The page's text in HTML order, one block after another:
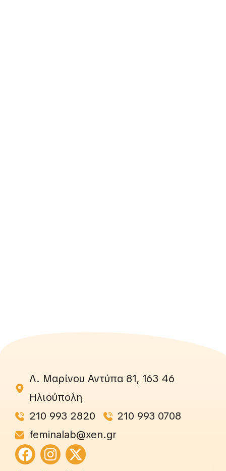
Λ. Μαρίνου Αντύπα 81, 163 46
Ηλιούπολη
210 993 2820
210 993 0708
feminalab@xen.gr